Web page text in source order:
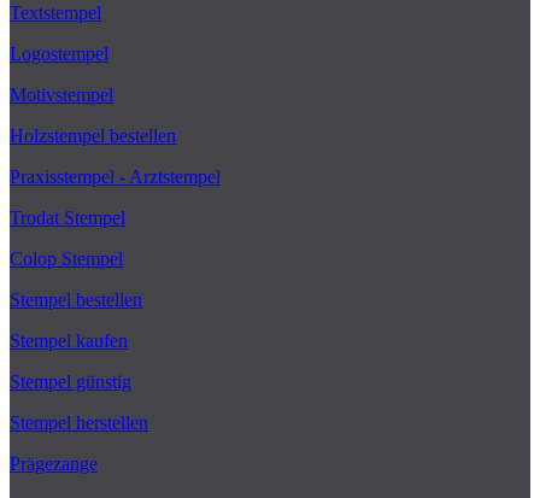
Textstempel
Logostempel
Motivstempel
Holzstempel bestellen
Praxisstempel - Arztstempel
Trodat Stempel
Colop Stempel
Stempel bestellen
Stempel kaufen
Stempel günstig
Stempel herstellen
Prägezange